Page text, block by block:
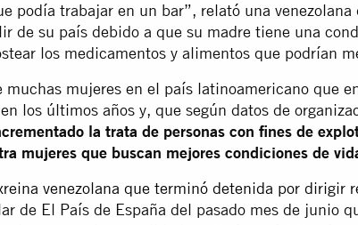
podía trabajar en un bar”, relató una
de su país debido a que su madre tiene una
los medicamentos y alimentos que podrían
muchas mujeres en el país latinoamericano que
los últimos años y, que según datos de
la trata de personas con fines de
mujeres que buscan mejores condiciones de
venezolana que terminó detenida por dirigir
de El País de España del pasado mes de junio